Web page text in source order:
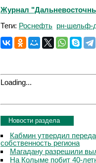
Журнал
Теги: Роснефть рн-шельф-
Loading...
Новости раздела
Кабмин утвердил
собственность региона
Магадану разрешили
На Колыме побит 40-